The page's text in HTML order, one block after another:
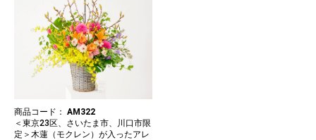
商品コード： AM322
＜東京23区、さいたま市、川口市限
定＞木蓮（モクレン）が入ったアレ